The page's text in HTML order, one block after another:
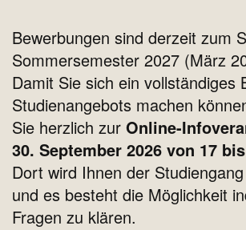
Bewerbungen sind derzeit zum
Sommersemester 2027 (März
Damit Sie sich ein vollständiges
Studienangebots machen
Sie herzlich zur Online-
30. September 2026 von 17
Dort wird Ihnen der
und es besteht die Möglichkeit
Fragen zu klären.